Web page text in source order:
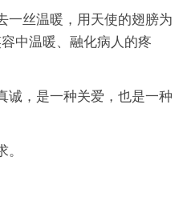
一丝温暖，用天使的翅膀为
中温暖、融化病人的疼
诚，是一种关爱，也是一种